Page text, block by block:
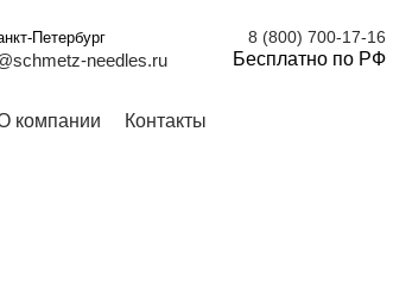
Петербург
needles.ru
8 (800) 700-17-16
компании Контакты